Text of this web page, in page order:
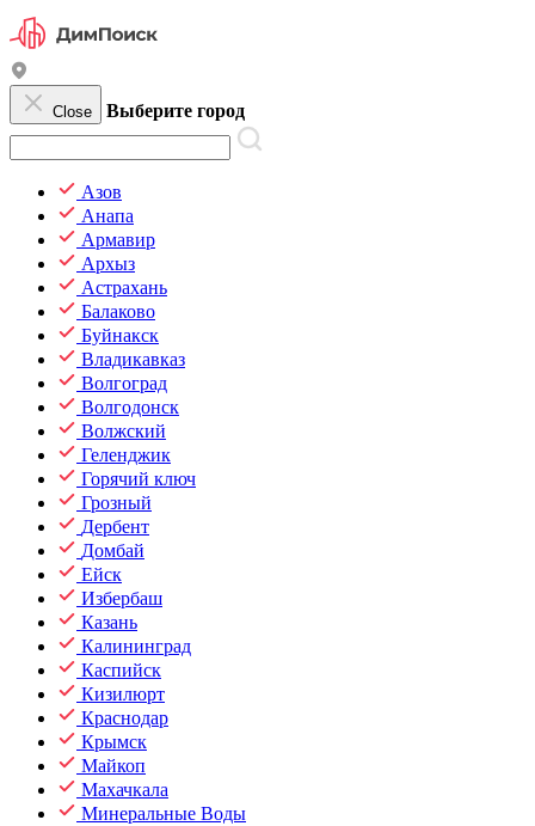
Close Выберите город
Азов
Анапа
Армавир
Архыз
Астрахань
Балаково
Буйнакск
Владикавказ
Волгоград
Волгодонск
Волжский
Геленджик
Горячий ключ
Грозный
Дербент
Домбай
Ейск
Избербаш
Казань
Калининград
Каспийск
Кизилюрт
Краснодар
Крымск
Майкоп
Махачкала
Минеральные Воды